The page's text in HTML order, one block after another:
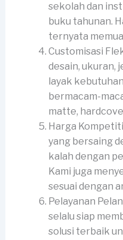
sekolah dan
buku tahunan.
ternyata
Customisasi
desain, ukuran,
layak
bermacam-
matte,
Harga
yang bersaing
kalah dengan
Kami juga
sesuai dengan
Pelayanan
selalu siap
solusi terbaik